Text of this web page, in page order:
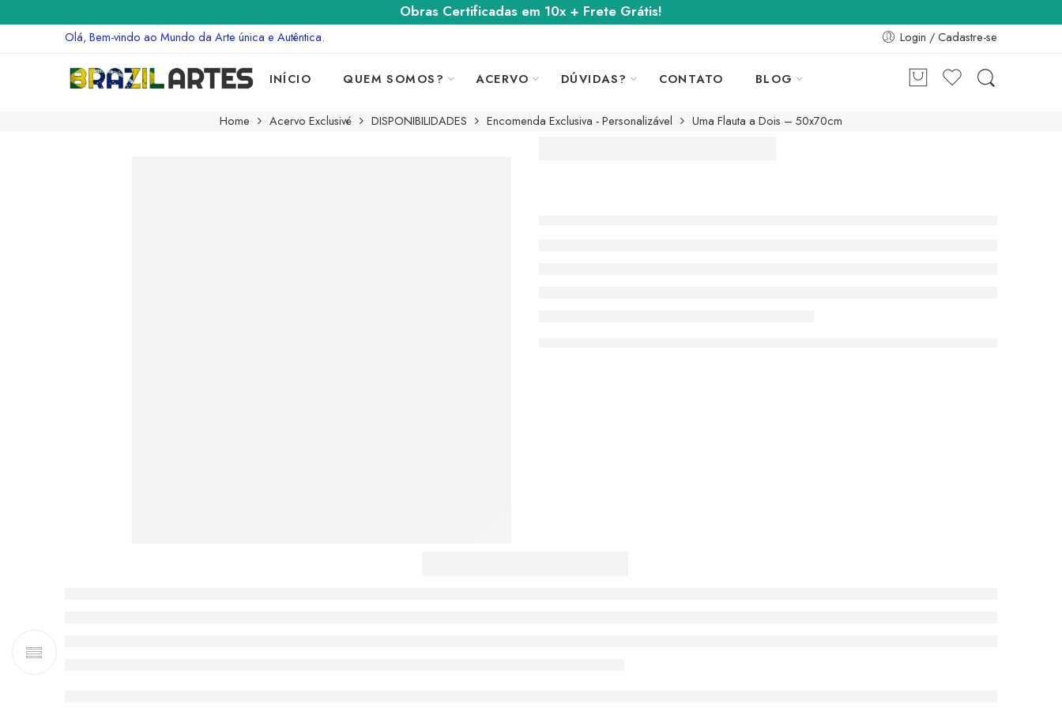
Obras Certificadas em 10x + Frete Grátis!
Olá, Bem-vindo ao Mundo da Arte única e Autêntica. Login / Cadastre-se
INÍCIO QUEM SOMOS? ACERVO DÚVIDAS? CONTATO BLOG
Home Acervo Exclusivé DISPONIBILIDADES Encomenda Exclusiva - Personalizável Uma Flauta a Dois – 50x70cm